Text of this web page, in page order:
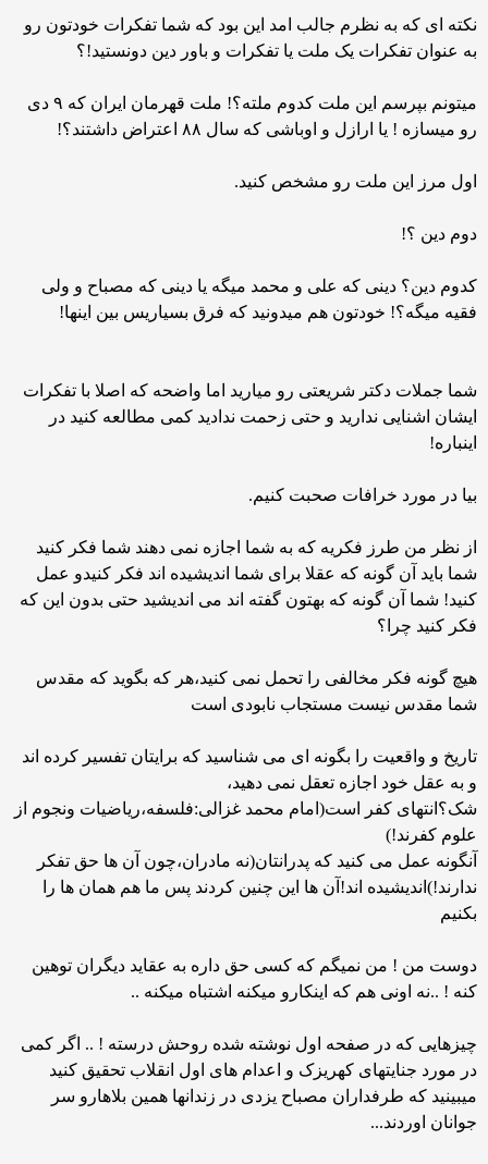
نکته ای که به نظرم جالب امد این بود که شما تفکرات خودتون رو
به عنوان تفکرات یک ملت یا تفکرات و باور دین دونستید!؟
میتونم بپرسم این ملت کدوم ملته؟! ملت قهرمان ایران که ۹ دی
رو میسازه ! یا ارازل و اوباشی که سال ۸۸ اعتراض داشتند؟!
اول مرز این ملت رو مشخص کنید.
دوم دین ؟!
کدوم دین؟ دینی که علی و محمد میگه یا دینی که مصباح و ولی
فقیه میگه؟! خودتون هم میدونید که فرق بسیاریس بین اینها!
شما جملات دکتر شریعتی رو میارید اما واضحه که اصلا با تفکرات
ایشان اشنایی ندارید و حتی زحمت ندادید کمی مطالعه کنید در
اینباره!
بیا در مورد خرافات صحبت کنیم.
از نظر من طرز فکریه که به شما اجازه نمی دهند شما فکر کنید
شما باید آن گونه که عقلا برای شما اندیشیده اند فکر کنیدو عمل
کنید! شما آن گونه که بهتون گفته اند می اندیشید حتی بدون این که
فکر کنید چرا؟
هیچ گونه فکر مخالفی را تحمل نمی کنید،هر که بگوید که مقدس
شما مقدس نیست مستجاب نابودی است
تاریخ و واقعیت را بگونه ای می شناسید که برایتان تفسیر کرده اند
و به عقل خود اجازه تعقل نمی دهید،
شک؟انتهای کفر است(امام محمد غزالی:فلسفه،ریاضیات ونجوم از
علوم کفرند!)
آنگونه عمل می کنید که پدرانتان(نه مادران،چون آن ها حق تفکر
ندارند!)اندیشیده اند!آن ها این چنین کردند پس ما هم همان ها را
بکنیم
دوست من ! من نمیگم که کسی حق داره به عقاید دیگران توهین
کنه ! ..نه اونی هم که اینکارو میکنه اشتباه میکنه ..
چیزهایی که در صفحه اول نوشته شده روحش درسته ! .. اگر کمی
در مورد جنایتهای کهریزک و اعدام های اول انقلاب تحقیق کنید
میبینید که طرفداران مصباح یزدی در زندانها همین بلاهارو سر
جوانان اوردند...